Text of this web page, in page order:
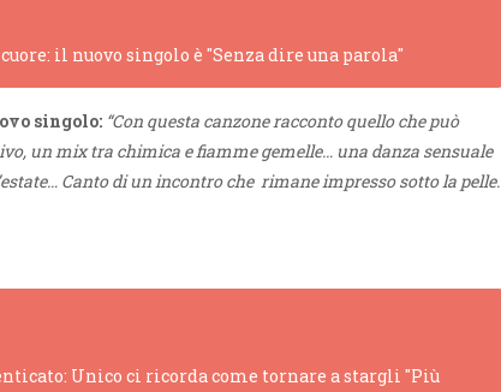
il nuovo singolo è "Senza dire una parola"
singolo: “Con questa canzone racconto quello che può
un mix tra chimica e fiamme gemelle… una danza sensuale
Canto di un incontro che rimane impresso sotto la pelle.
Unico ci ricorda come tornare a stargli "Più